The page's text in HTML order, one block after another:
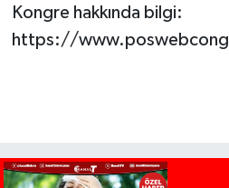
Kongre hakkında bilgi:
https://